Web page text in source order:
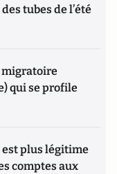
tubes de l’été
migratoire
qui se profile
plus légitime
comptes aux